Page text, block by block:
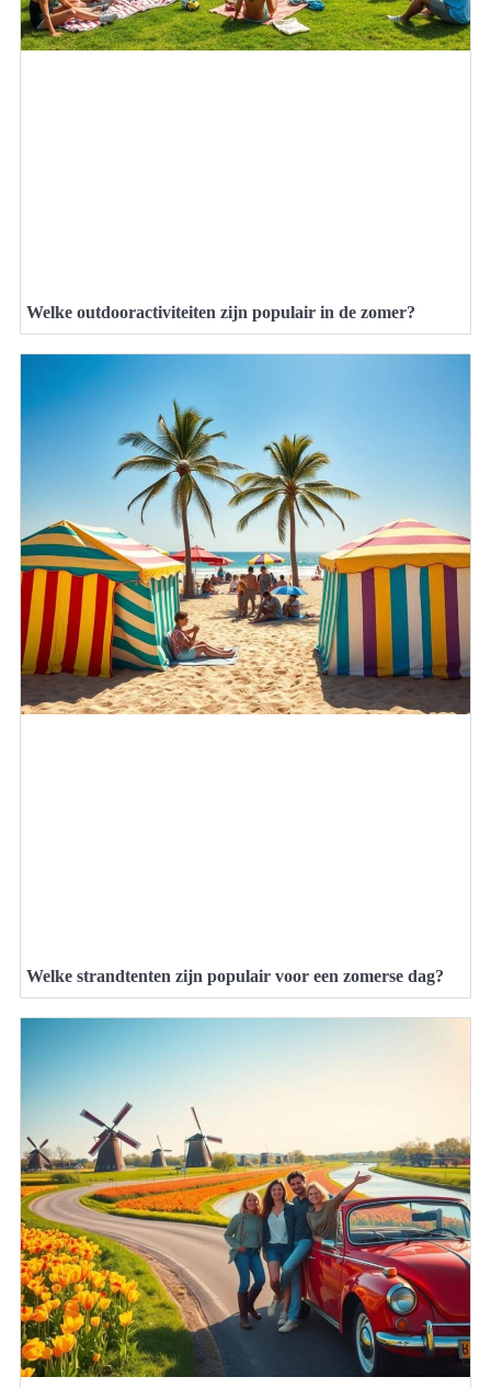
Welke outdooractiviteiten zijn populair in de zomer?
Welke strandtenten zijn populair voor een zomerse dag?